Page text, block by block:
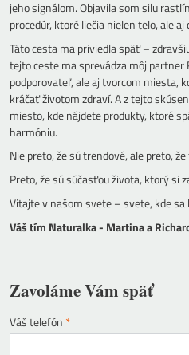
jeho signálom. Objavila som silu
procedúr, ktoré liečia nielen telo, ale aj
Táto cesta ma priviedla späť –
tejto ceste ma sprevádza môj partner
podporovateľ, ale aj tvorcom miesta,
kráčať životom zdraví. A z tejto
miesto, kde nájdete produkty, ktoré
harmóniu.
Nie preto, že sú trendové, ale preto,
Preto, že sú súčasťou života, ktorý si
Vitajte v našom svete – svete, kde
Váš tím Naturalka - Martina a
Zavoláme Vám späť
Váš telefón *